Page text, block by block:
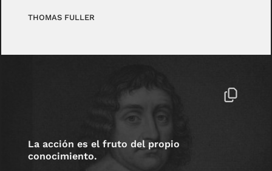
THOMAS FULLER
La acción es el fruto del propio
conocimiento.